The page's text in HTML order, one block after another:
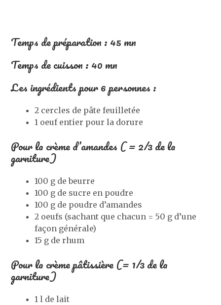
Temps de préparation : 45 mn
Temps de cuisson : 40 mn
Les ingrédients pour 6 personnes :
2 cercles de pâte feuilletée
1 oeuf entier pour la dorure
Pour la crème d’amandes ( = 2/3 de la
garniture)
100 g de beurre
100 g de sucre en poudre
100 g de poudre d’amandes
2 oeufs (sachant que chacun = 50 g d’une
façon générale)
15 g de rhum
Pour la crème pâtissière (= 1/3 de la
garniture)
1 l de lait